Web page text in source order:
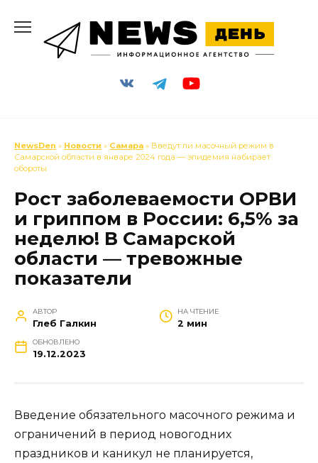
содержанию
NewsDen » Новости » Самара » Введут ли масочный режим в
Самарской области в январе 2024 года — эпидемия набирает
обороты
Рост заболеваемости ОРВИ
и гриппом в России: 6,5% за
неделю! В Самарской
области — тревожные
показатели
АВТОР
Глеб Галкин
НА ЧТЕНИЕ
2 мин
ОБНОВЛЕНО
19.12.2023
Введение обязательного масочного режима и
ограничений в период новогодних
праздников и каникул не планируется,